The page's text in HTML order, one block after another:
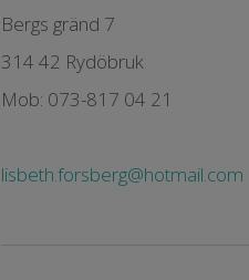
Bergs gränd 7
314 42 Rydöbruk
Mob: 073-817 04 21
lisbeth.forsberg@hotmail.com